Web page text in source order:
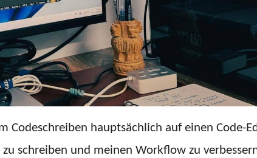
hauptsächlich auf einen Code-
schreiben und meinen Workflow zu